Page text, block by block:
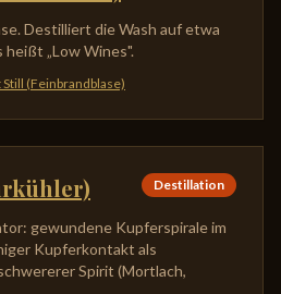
Destilliert die Wash auf etwa
„Low Wines".
Still (Feinbrandblase)
Destillation
gewundene Kupferspirale im
Kupferkontakt als
Spirit (Mortlach,